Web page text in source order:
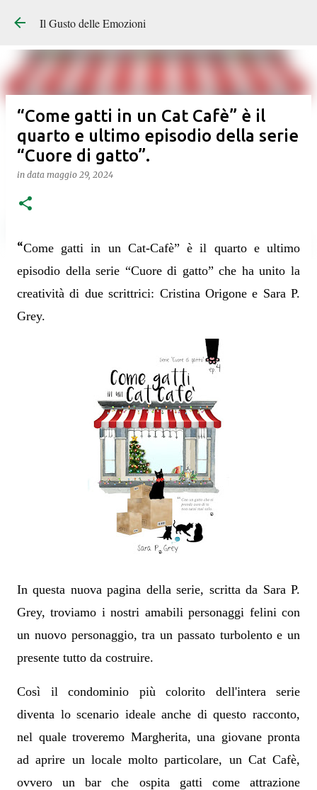
Il Gusto delle Emozioni
“Come gatti in un Cat Cafè” è il
quarto e ultimo episodio della serie
“Cuore di gatto”.
in data maggio 29, 2024
“Come gatti in un Cat-Cafè” è il quarto e ultimo
episodio della serie “Cuore di gatto” che ha unito la
creatività di due scrittrici: Cristina Origone e Sara P.
Grey.
In questa nuova pagina della serie, scritta da Sara P.
Grey, troviamo i nostri amabili personaggi felini con
un nuovo personaggio, tra un passato turbolento e un
presente tutto da costruire.
Così il condominio più colorito dell'intera serie
diventa lo scenario ideale anche di questo racconto,
nel quale troveremo Margherita, una giovane pronta
ad aprire un locale molto particolare, un Cat Cafè,
ovvero un bar che ospita gatti come attrazione